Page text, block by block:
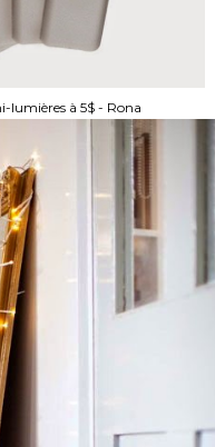
lumières à 5$ - Rona